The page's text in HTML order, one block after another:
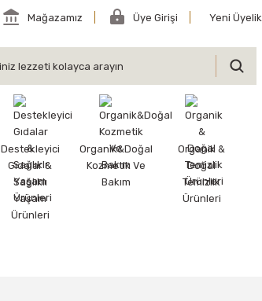
Mağazamız Üye Girişi Yeni Üyelik
Destekleyici
Gıdalar &
Sağlıklı
Yaşam
Ürünleri
Organik&Doğal
Kozmetik Ve
Bakım
Organik &
Doğal
Temizlik
Ürünleri